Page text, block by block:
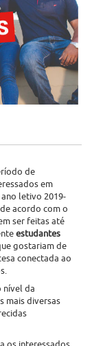
de
em
letivo 2019-
acordo com o
ser feitas até
estudantes
gostariam de
conectada ao
nível da
mais diversas